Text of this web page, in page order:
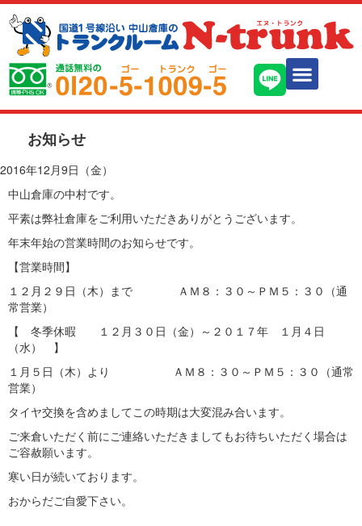
お知らせ
2016年12月9日（金）
中山倉庫の中村です。
平素は弊社倉庫をご利用いただきありがとうございます。
年末年始の営業時間のお知らせです。
【営業時間】
１２月２９日（木）まで ＡＭ８：３０～ＰＭ５：３０（通
常営業）
【 冬季休暇 １２月３０日（金）～２０１７年 １月４日
（水） 】
１月５日（木）より ＡＭ８：３０～ＰＭ５：３０（通常
営業）
タイヤ交換を含めましてこの時期は大変混み合います。
ご来倉いただく前にご連絡いただきましてもお待ちいただく場合は
ご容赦願います。
寒い日が続いております。
おからだご自愛下さい。